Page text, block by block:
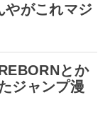
やがこれマジ
とか
ジャンプ漫